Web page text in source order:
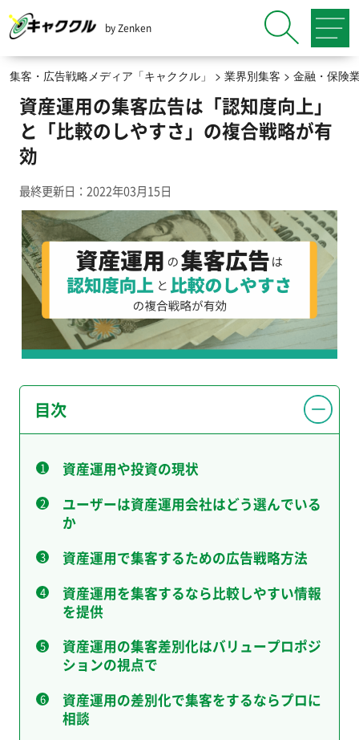
by Zenken
集客・広告戦略メディア「キャククル」 > 業界別集客 > 金融・保険
資産運用の集客広告は「認知度向上」
と「比較のしやすさ」の複合戦略が有
効
最終更新日：2022年03月15日
目次
資産運用や投資の現状
ユーザーは資産運用会社はどう選んでいる
か
資産運用で集客するための広告戦略方法
資産運用を集客するなら比較しやすい情報
を提供
資産運用の集客差別化はバリュープロポジ
ションの視点で
資産運用の差別化で集客をするならプロに
相談